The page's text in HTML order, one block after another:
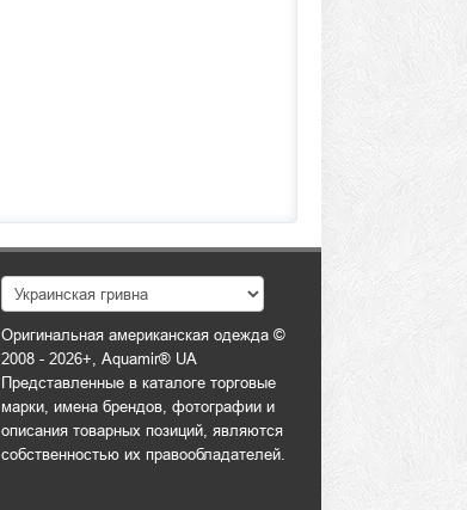
Оригинальная американская одежда ©
2008 - 2026+, Aquamir® UA
Представленные в каталоге торговые
марки, имена брендов, фотографии и
описания товарных позиций, являются
собственностью их правообладателей.